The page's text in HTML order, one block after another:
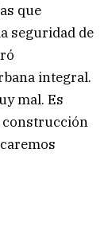
que
seguridad de
integral.
mal. Es
construcción